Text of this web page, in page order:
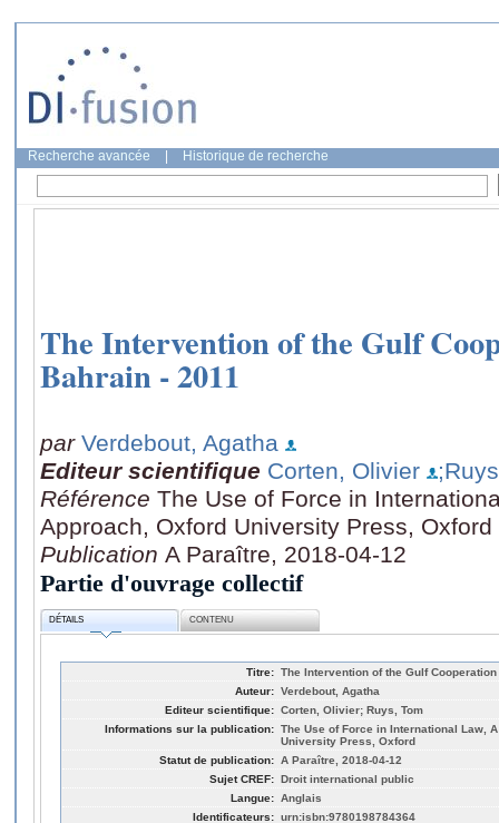
Recherche avancée Historique de recherche
The Intervention of the Gulf
Bahrain - 2011
par Verdebout, Agatha
Editeur scientifique Corten, Olivier
Référence The Use of Force in
Approach, Oxford University Press, Oxford
Publication A Paraître, 2018-04-12
Partie d'ouvrage collectif
DÉTAILS CONTENU
Titre: The Intervention of the Gulf
Auteur: Verdebout, Agatha
Editeur scientifique: Corten, Olivier; Ruys, Tom
Informations sur la publication: The Use of Force in International Law,
University Press, Oxford
Statut de publication: A Paraître, 2018-04-12
Sujet CREF: Droit international public
Langue: Anglais
Identificateurs: urn:isbn:9780198784364